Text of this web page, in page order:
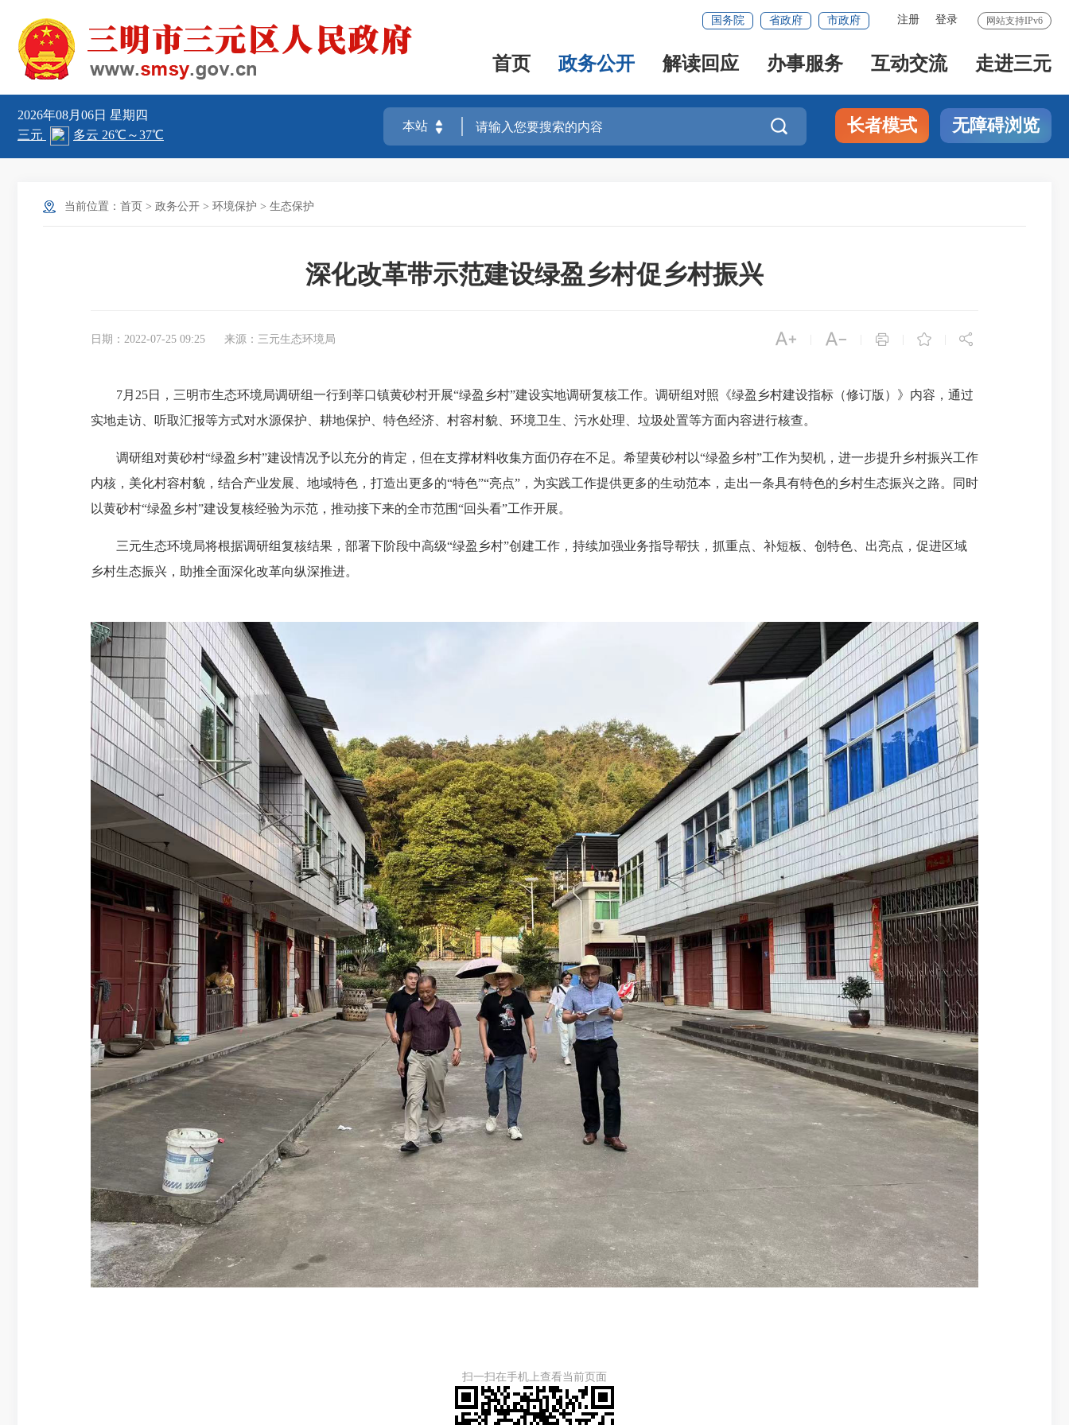
网站支持IPv6
注册 登录
国务院 省政府 市政府
首页 政务公开 解读回应 办事服务 互动交流 走进三元
2026年08月06日 星期四
 长者模式 无障碍浏览
当前位置： 首页 > 政务公开 > 环境保护 > 生态保护
深化改革带示范建设绿盈乡村促乡村振兴
日期：2022-07-25 09:25 来源：三元生态环境局     
7月25日，三明市生态环境局调研组一行到莘口镇黄砂村开展“绿盈乡村”建设实地调研复核工作。调研组对照《绿盈乡村建设指标（修订版）》内容，通过
实地走访、听取汇报等方式对水源保护、耕地保护、特色经济、村容村貌、环境卫生、污水处理、垃圾处置等方面内容进行核查。
调研组对黄砂村“绿盈乡村”建设情况予以充分的肯定，但在支撑材料收集方面仍存在不足。希望黄砂村以“绿盈乡村”工作为契机，进一步提升乡村振兴工作
内核，美化村容村貌，结合产业发展、地域特色，打造出更多的“特色”“亮点”，为实践工作提供更多的生动范本，走出一条具有特色的乡村生态振兴之路。同时
以黄砂村“绿盈乡村”建设复核经验为示范，推动接下来的全市范围“回头看”工作开展。
三元生态环境局将根据调研组复核结果，部署下阶段中高级“绿盈乡村”创建工作，持续加强业务指导帮扶，抓重点、补短板、创特色、出亮点，促进区域
乡村生态振兴，助推全面深化改革向纵深推进。
扫一扫在手机上查看当前页面